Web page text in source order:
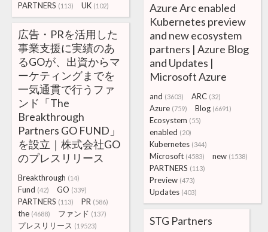
PARTNERS (113) UK (102)
Azure Arc enabled
Kubernetes preview
and new ecosystem
partners | Azure Blog
and Updates |
Microsoft Azure
and (3603) ARC (32)
Azure (759) Blog (6691)
Ecosystem (55)
enabled (20)
Kubernetes (344)
Microsoft (4583) new (1538)
PARTNERS (113)
Preview (473)
Updates (403)
広告・PRを活用した
事業支援に実績のあ
るGOが、出資からマ
ーケティングまでを
一気通貫で行うファ
ンド「The
Breakthrough
Partners GO FUND」
を設立｜株式会社GO
のプレスリリース
Breakthrough (14)
Fund (42) GO (339)
PARTNERS (113) PR (586)
the (4688) ファンド (137)
プレスリリース (19523) STG Partners